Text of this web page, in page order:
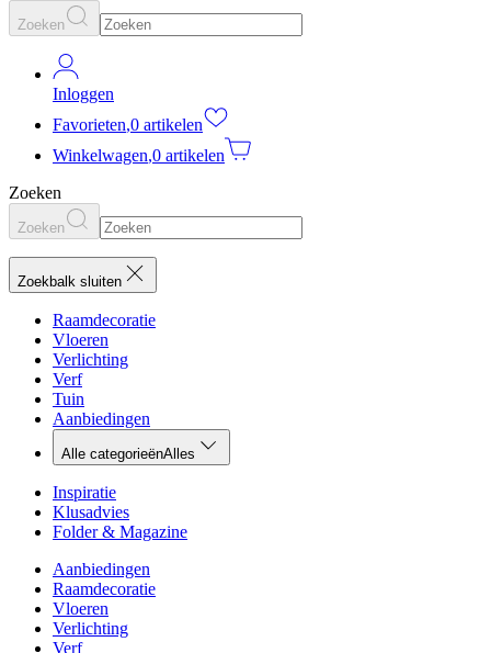
Zoeken
Inloggen
Favorieten,0 artikelen
Winkelwagen,0 artikelen
Zoeken
Zoeken
Zoekbalk sluiten
Raamdecoratie
Vloeren
Verlichting
Verf
Tuin
Aanbiedingen
Alle categorieënAlles
Inspiratie
Klusadvies
Folder & Magazine
Aanbiedingen
Raamdecoratie
Vloeren
Verlichting
Verf